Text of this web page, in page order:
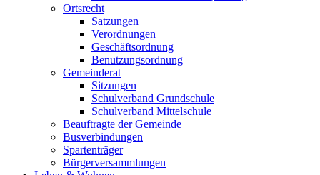
Ortsrecht
Satzungen
Verordnungen
Geschäftsordnung
Benutzungsordnung
Gemeinderat
Sitzungen
Schulverband Grundschule
Schulverband Mittelschule
Beauftragte der Gemeinde
Busverbindungen
Spartenträger
Bürgerversammlungen